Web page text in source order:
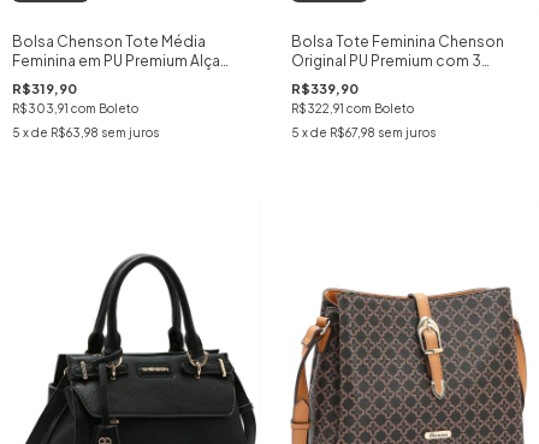
Bolsa Chenson Tote Média
Feminina em PU Premium Alça
Transversal e Chaveiro Porta-
Níquel Sofisticado Clássico
Mão Ombro
R$319,90
R$303,91 com Boleto
5 x de R$63,98 sem juros
Bolsa Tote Feminina Chenson
Original PU Premium com 3
Divisórias Alça Transversal
Ferragem Chic Mão Ombro
cor:PRETO
R$339,90
R$322,91 com Boleto
5 x de R$67,98 sem juros